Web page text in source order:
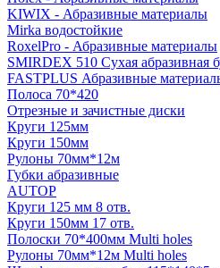
KIWIX - Абразивные материалы
Mirka водостойкие
RoxelPro - Абразивные материалы
SMIRDEX 510 Сухая абразивная
FASTPLUS Абразивные
Полоса 70*420
Отрезные и зачистные диски
Круги 125мм
Круги 150мм
Рулоны 70мм*12м
Губки абразивные
AUTOP
Круги 125 мм 8 отв.
Круги 150мм 17 отв.
Полоски 70*400мм Multi holes
Рулоны 70мм*12м Multi holes